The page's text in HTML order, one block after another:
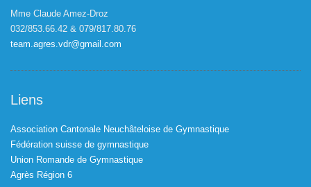
Mme Claude Amez-Droz
032/853.66.42 & 079/817.80.76
team.agres.vdr@gmail.com
Liens
Association Cantonale Neuchâteloise de Gymnastique
Fédération suisse de gymnastique
Union Romande de Gymnastique
Agrès Région 6